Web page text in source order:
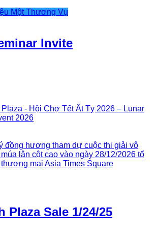
Một Thương Vụ
Invite
- Hội Chợ Tết Ất Tỵ 2026 – Lunar
2026
đồng hương tham dự cuộc thi giải vô
lân cột cao vào ngày 28/12/2026 tổ
mại Asia Times Square
Plaza Sale 1/24/25